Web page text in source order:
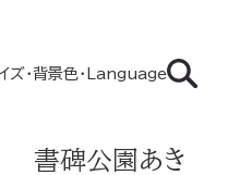
ズ・背景色・Language
書碑公園あき